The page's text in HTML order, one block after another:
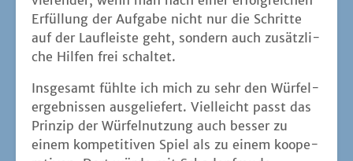
Erfül­lung der Auf­ga­be nicht nur die Schrit­te
auf der Lauf­leis­te geht, son­dern auch zusätz­li­
che Hil­fen frei schaltet.
Ins­ge­samt fühl­te ich mich zu sehr den Wür­fel­
er­geb­nis­sen aus­ge­lie­fert. Viel­leicht passt das
Prin­zip der Wür­fel­nut­zung auch bes­ser zu
einem kom­pe­ti­ti­ven Spiel als zu einem koope­